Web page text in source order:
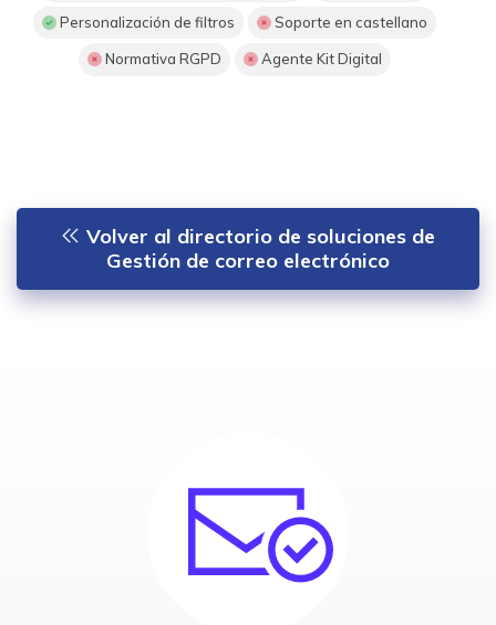
Personalización de filtros Soporte en castellano
Normativa RGPD Agente Kit Digital
Volver al directorio de soluciones de
Gestión de correo electrónico